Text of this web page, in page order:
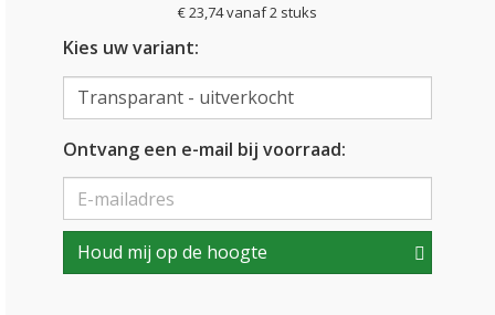
€ 23,74 vanaf 2 stuks
Kies uw variant:
Ontvang een e-mail bij voorraad:
Houd mij op de hoogte